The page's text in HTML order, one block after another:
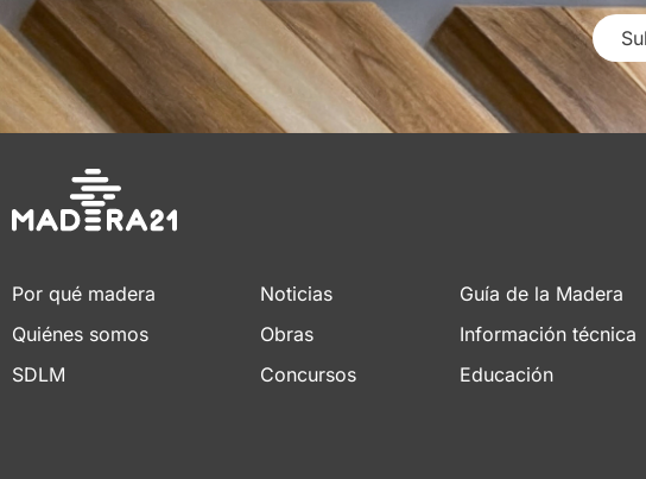
Por qué madera
Quiénes somos
SDLM
Noticias
Obras
Concursos
Guía de la Madera
Información técnica
Educación